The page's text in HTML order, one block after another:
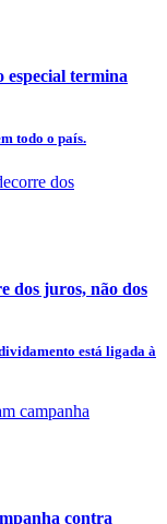
especial termina
todo o país.
dos juros, não dos
está ligada à
contra